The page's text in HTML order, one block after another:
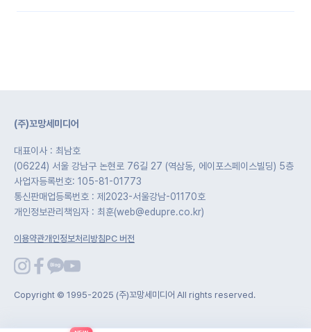
(주)꼬망세미디어
대표이사 : 최남호
(06224) 서울 강남구 논현로 76길 27 (역삼동, 에이포스페이스빌딩) 5층
사업자등록번호: 105-81-01773
통신판매업등록번호 : 제2023-서울강남-01170호
개인정보관리책임자 : 최훈(web@edupre.co.kr)
이용약관개인정보처리방침PC 버전
Copyright © 1995-2025 (주)꼬망세미디어 All rights reserved.